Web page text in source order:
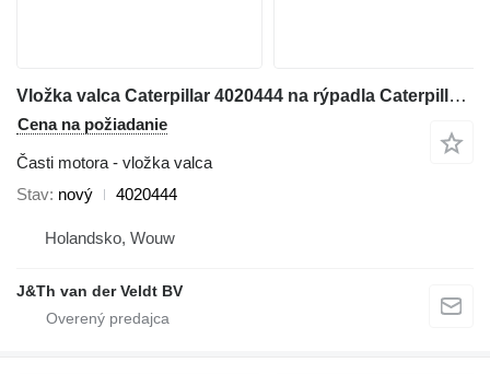
Vložka valca Caterpillar 4020444 na rýpadla Caterpillar 6018
Cena na požiadanie
Časti motora - vložka valca
Stav nový 4020444
Holandsko, Wouw
J&Th van der Veldt BV